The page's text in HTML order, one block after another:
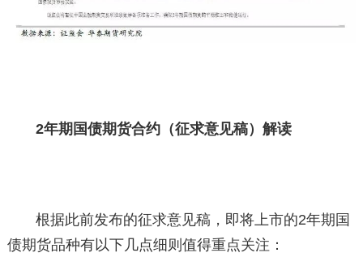
2年期国债期货合约（征求意见稿）解读
根据此前发布的征求意见稿，即将上市的2年期国
债期货品种有以下几点细则值得重点关注：